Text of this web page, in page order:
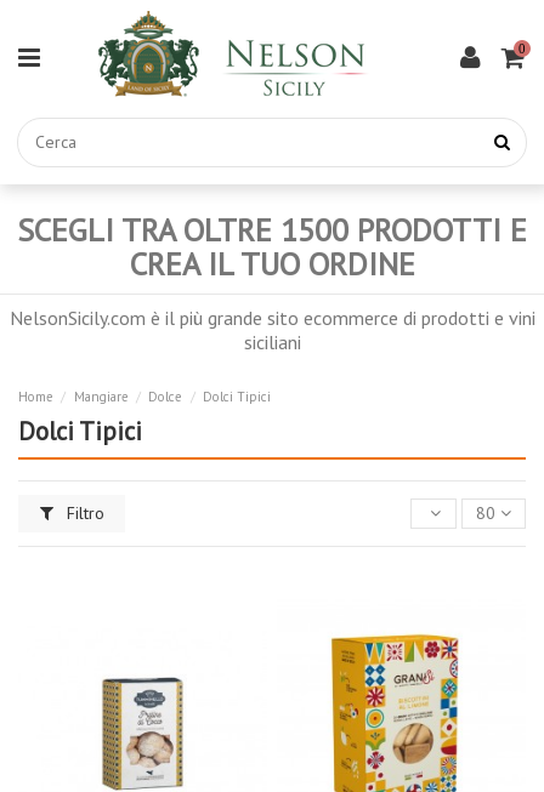
0
SCEGLI TRA OLTRE 1500 PRODOTTI E
CREA IL TUO ORDINE
NelsonSicily.com è il più grande sito ecommerce di prodotti e vini
siciliani
Home Mangiare Dolce Dolci Tipici
Dolci Tipici
Filtro 80